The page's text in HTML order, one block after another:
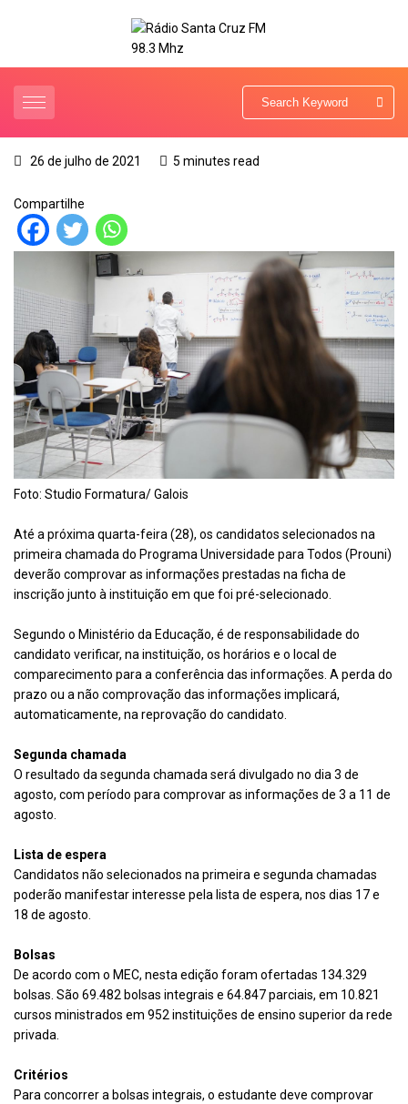
26 de julho de 2021 5 minutes read
Compartilhe
Foto: Studio Formatura/ Galois
Até a próxima quarta-feira (28), os candidatos selecionados na
primeira chamada do Programa Universidade para Todos (Prouni)
deverão comprovar as informações prestadas na ficha de
inscrição junto à instituição em que foi pré-selecionado.
Segundo o Ministério da Educação, é de responsabilidade do
candidato verificar, na instituição, os horários e o local de
comparecimento para a conferência das informações. A perda do
prazo ou a não comprovação das informações implicará,
automaticamente, na reprovação do candidato.
Segunda chamada
O resultado da segunda chamada será divulgado no dia 3 de
agosto, com período para comprovar as informações de 3 a 11 de
agosto.
Lista de espera
Candidatos não selecionados na primeira e segunda chamadas
poderão manifestar interesse pela lista de espera, nos dias 17 e
18 de agosto.
Bolsas
De acordo com o MEC, nesta edição foram ofertadas 134.329
bolsas. São 69.482 bolsas integrais e 64.847 parciais, em 10.821
cursos ministrados em 952 instituições de ensino superior da rede
privada.
Critérios
Para concorrer a bolsas integrais, o estudante deve comprovar